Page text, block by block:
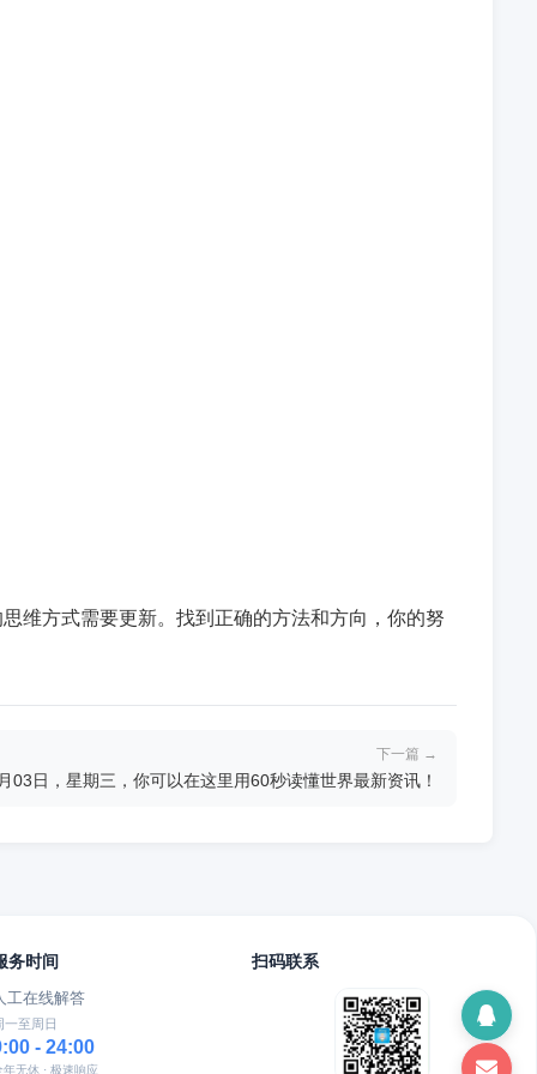
维方式需要更新。找到正确的方法和方向，你的努
下一篇 →
03日，星期三，你可以在这里用60秒读懂世界最新资讯！
务时间
工在线解答
一至周日
- 24:00
年无休 · 极速响应
扫码联系